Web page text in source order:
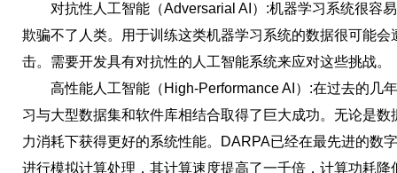
对抗性人工智能（Adversarial AI）:机器学习系统很容
欺骗不了人类。用于训练这类机器学习系统的数据很可能
击。需要开发具有对抗性的人工智能系统来应对这些挑战。
高性能人工智能（High-Performance AI）:在过去的几
习与大型数据集和软件库相结合取得了巨大成功。无论是
力消耗下获得更好的系统性能。DARPA已经在最先进的数
进行模拟计算处理，其计算速度提高了一千倍，计算功耗